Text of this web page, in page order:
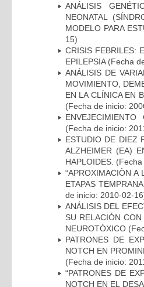
ANÁLISIS
NEONATAL
MODELO PARA
15)
CRISIS FEBRILES:
EPILEPSIA(Fecha
ANÁLISIS DE
MOVIMIENTO,
EN LA CLÍNICA EN
(Fecha de inicio:
(Fecha de inicio:
ESTUDIO DE DIEZ
ALZHEIMER (EA)
HAPLOIDES.
“APROXIMACIÒN
ETAPAS
de inicio: 2010-02-
ANÁLISIS DEL
SU RELACIÓN
NEUROTÓXICO
PATRONES DE
NOTCH EN
(Fecha de inicio:
“PATRONES DE
NOTCH EN EL